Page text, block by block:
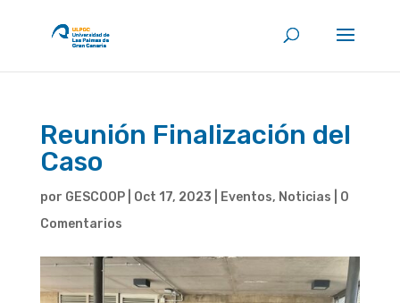
Reunión Finalización del
Caso
por GESCOOP| Oct 17, 2023 Eventos, Noticias
0
Comentarios